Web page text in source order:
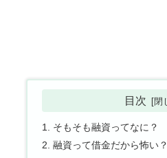
目次
そもそも融資ってなに？
融資って借金だから怖い？